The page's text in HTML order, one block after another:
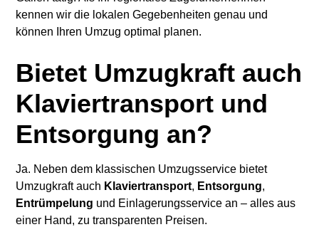
kennen wir die lokalen Gegebenheiten genau und
können Ihren Umzug optimal planen.
Bietet Umzugkraft auch
Klaviertransport und
Entsorgung an?
Ja. Neben dem klassischen Umzugsservice bietet
Umzugkraft auch Klaviertransport, Entsorgung,
Entrümpelung und Einlagerungsservice an – alles aus
einer Hand, zu transparenten Preisen.